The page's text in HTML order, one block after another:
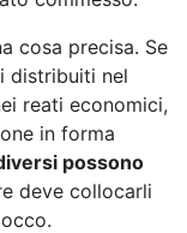
cosa precisa. Se
distribuiti nel
reati economici,
in forma
possono
deve collocarli